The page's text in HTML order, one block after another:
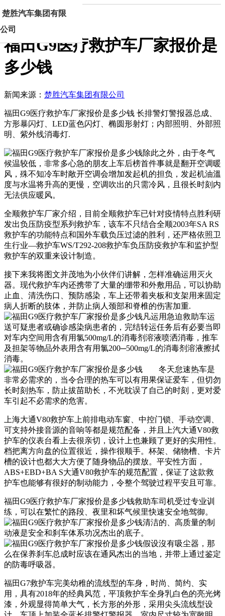
楚胜汽车集团有限
公司
首页 新闻正文
福田G9医疗救护车厂家报价是
多少钱
新闻来源： 楚胜汽车集团有限公司
福田G9医疗救护车厂家报价是多少钱 长排警灯警报器总成、
方形暴闪灯、LED蓝色闪灯、椭圆形射灯；内部照明、外部照
明、紫外线消毒灯.
全顺救护车厂家介绍，目前全顺救护车已针对疫情特点胜利研
发出负压防疫型系列救护车，该车不只结合全顺2003年SA RS
救护车的功能特点和国外车载负压过滤的胜利，还严格依照卫
生行业—救护车WS/T292-208救护车负压防疫救护车和监护型
救护车的双重来设计制造。
接下来我将图文并茂地为小伙伴们讲解，怎样准确运用灭火
器。现代救护车内还携带了大量的绷带和外敷用品，可以协助
止血、清洗伤口、预防感染，车上还带着夹板和支架用来固定
病人折断的肢体，并防止病人颈部和脊椎的伤害加重.
上海大通V80救护车上前排电动车窗、中控门锁、手动空调、
可支持外接音源的音响等都是规范配备，并且上汽大通V80救
护车的仪表台看上去很亲切，设计上也兼顾了更好的实用性。
档把离方向盘的位置很近，操作很顺手。杯架、储物槽、卡片
槽的设计也都大大方便了随身物品的摆放。平安性方面，
ABS+EBD+BA S大通V80救护车的规范配置，保证了这款救
护车也能够有很好的制动能力，令整个驾驶过程平安且可靠。
福田G9医疗救护车厂家报价是多少钱救助车司机受过专业训
练，可以在繁忙的路段、夜里和坏气候里快速安全地驾御。
福田G7救护车完美幼稚的流线型的车身，时尚、简约、实
用，具有2018年的经典风范，平顶救护车全身乳白色的亮光烤
漆，外观显得简单大气，长方形的外形，采用尖头流线型设